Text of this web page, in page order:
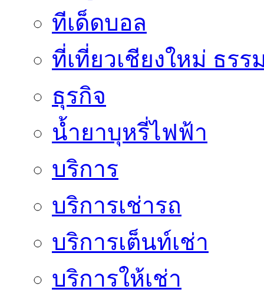
ทีเด็ดบอล
ที่เที่ยวเชียงใหม่ ธรร
ธุรกิจ
น้ำยาบุหรี่ไฟฟ้า
บริการ
บริการเช่ารถ
บริการเต็นท์เช่า
บริการให้เช่า